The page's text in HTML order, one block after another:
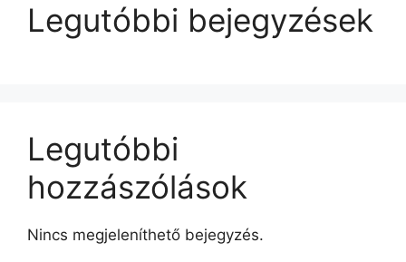
Legutóbbi bejegyzések
Legutóbbi
hozzászólások
Nincs megjeleníthető bejegyzés.